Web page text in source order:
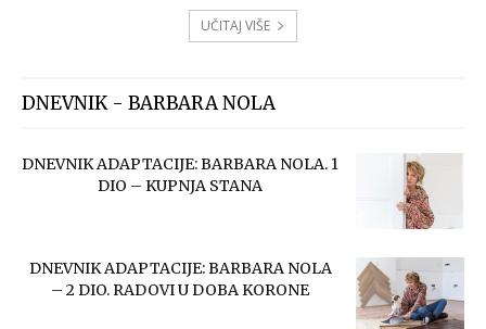
UČITAJ VIŠE
DNEVNIK - BARBARA NOLA
DNEVNIK ADAPTACIJE: BARBARA NOLA. 1
DIO – KUPNJA STANA
DNEVNIK ADAPTACIJE: BARBARA NOLA
– 2 DIO. RADOVI U DOBA KORONE